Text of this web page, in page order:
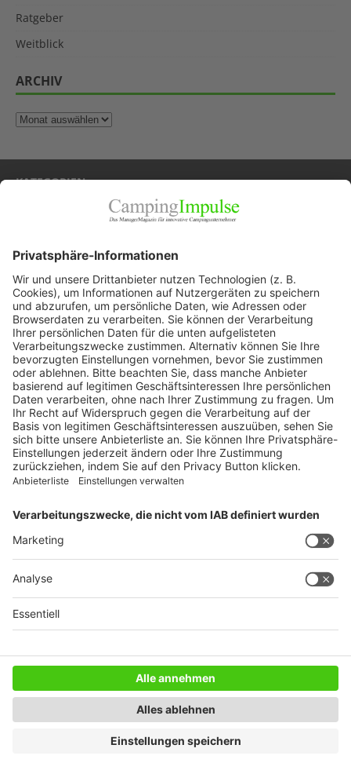
Ratgeber
Weitblick
ARCHIV
KATEGORIEN
Firmenporträts
Panorama
Produkte
Ratgeber
Weitblick
WEITERES AUS DEM VERLAG
Reisemobil International
SERVICE
Datenschutz
Newsletter